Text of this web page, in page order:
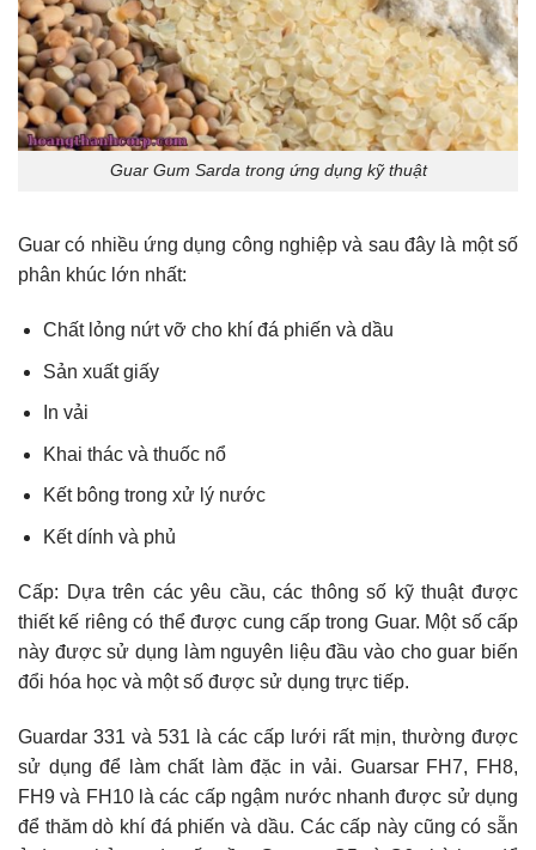
Guar Gum Sarda trong ứng dụng kỹ thuật
Guar có nhiều ứng dụng công nghiệp và sau đây là một số
phân khúc lớn nhất:
Chất lỏng nứt vỡ cho khí đá phiến và dầu
Sản xuất giấy
In vải
Khai thác và thuốc nổ
Kết bông trong xử lý nước
Kết dính và phủ
Cấp: Dựa trên các yêu cầu, các thông số kỹ thuật được
thiết kế riêng có thể được cung cấp trong Guar. Một số cấp
này được sử dụng làm nguyên liệu đầu vào cho guar biến
đổi hóa học và một số được sử dụng trực tiếp.
Guardar 331 và 531 là các cấp lưới rất mịn, thường được
sử dụng để làm chất làm đặc in vải. Guarsar FH7, FH8,
FH9 và FH10 là các cấp ngậm nước nhanh được sử dụng
để thăm dò khí đá phiến và dầu. Các cấp này cũng có sẵn